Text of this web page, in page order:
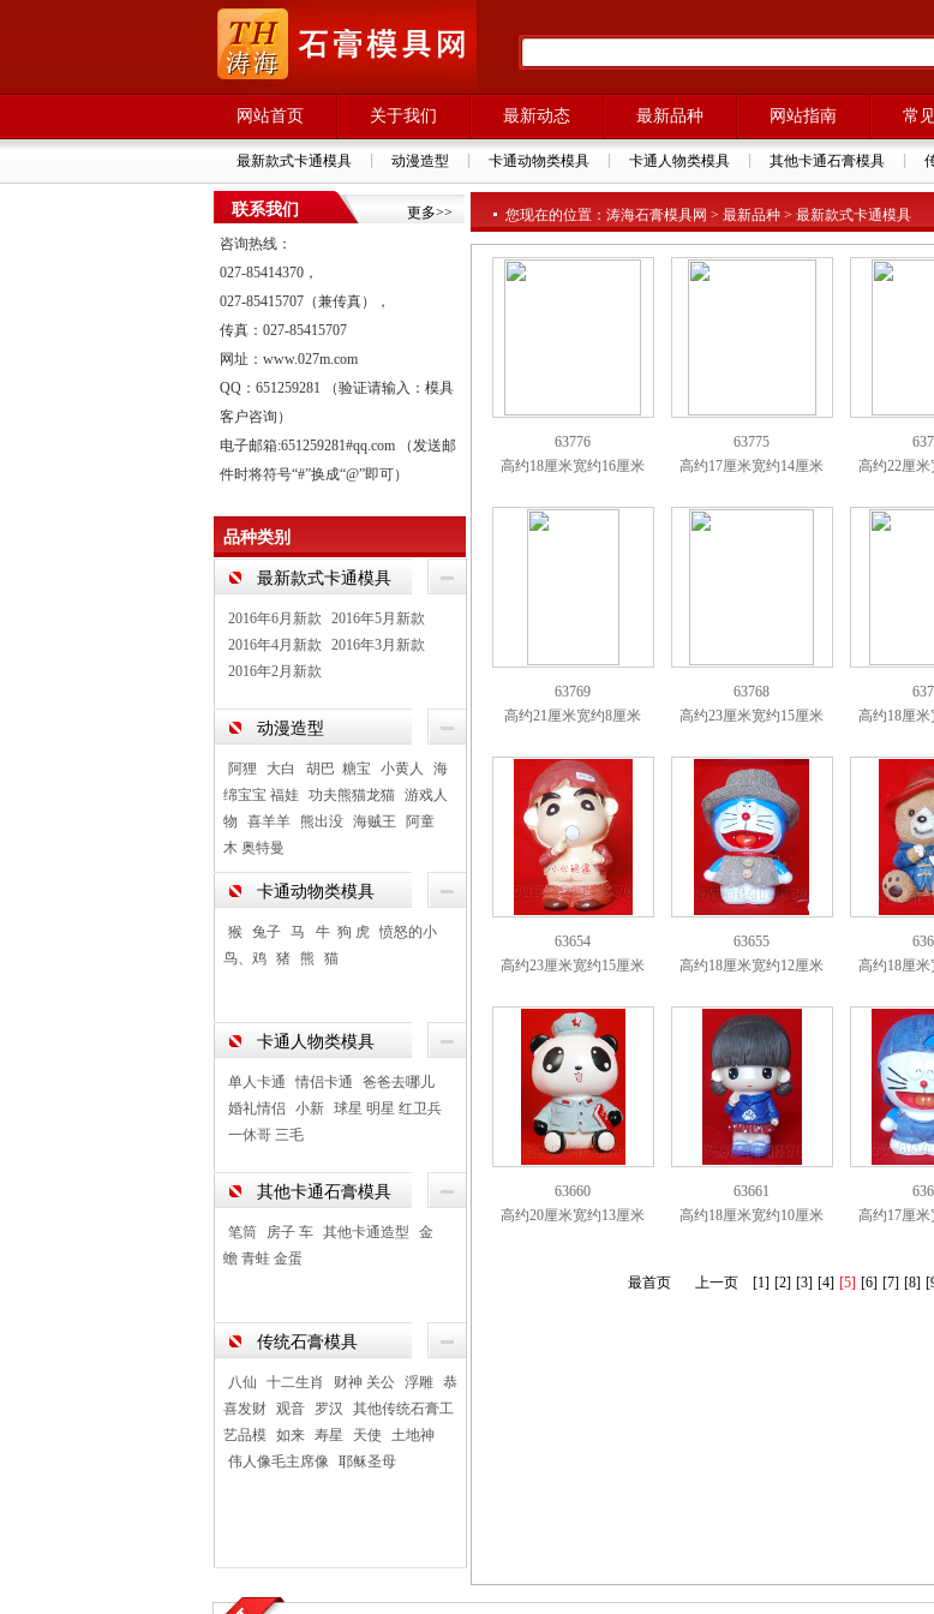
网站首页 关于我们 最新动态 最新品种 网站指南 常
最新款式卡通模具 动漫造型 卡通动物类模具 卡通人物类模具 其他卡通石膏模具
更多>>
联系我们
咨询热线：
027-85414370，
027-85415707（兼传真），
传真：027-85415707
网址：www.027m.com
QQ：651259281 （验证请输入：模具
客户咨询）
电子邮箱:651259281#qq.com （发送邮
件时将符号“#”换成“@”即可）
品种类别
最新款式卡通模具
2016年6月新款
2016年5月新款
2016年4月新款
2016年3月新款
2016年2月新款
动漫造型
阿狸 大白 胡巴 糖宝 小黄人
海
绵宝宝 福娃
功夫熊猫龙猫
游戏人
物
喜羊羊 熊出没 海贼王
阿童
木 奥特曼
卡通动物类模具
猴 兔子 马 牛 狗 虎
愤怒的小
鸟、鸡
猪 熊 猫
卡通人物类模具
单人卡通 情侣卡通
爸爸去哪儿
婚礼情侣
小新
球星 明星 红卫兵
一休哥 三毛
其他卡通石膏模具
笔筒 房子 车 其他卡通造型
金
蟾 青蛙 金蛋
传统石膏模具
八仙 十二生肖 财神 关公 浮雕
恭
喜发财
观音 罗汉
其他传统石膏工
艺品模
如来 寿星 天使
土地神
伟人像毛主席像
耶稣圣母
您现在的位置：涛海石膏模具网 > 最新品种 > 最新款式卡通模具
63776
高约18厘米宽约16厘米
63775
高约17厘米宽约14厘米
高约22厘
63769
高约21厘米宽约8厘米
63768
高约23厘米宽约15厘米
高约18厘
63654
高约23厘米宽约15厘米
63655
高约18厘米宽约12厘米
高约18厘
63660
高约20厘米宽约13厘米
63661
高约18厘米宽约10厘米
高约17厘
最首页 上一页 [1] [2] [3] [4] [5] [6] [7] [8]